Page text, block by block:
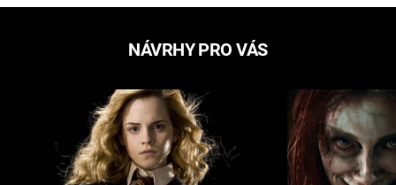
NÁVRHY PRO VÁS